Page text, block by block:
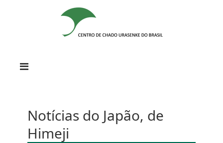
Notícias do Japão, de
Himeji